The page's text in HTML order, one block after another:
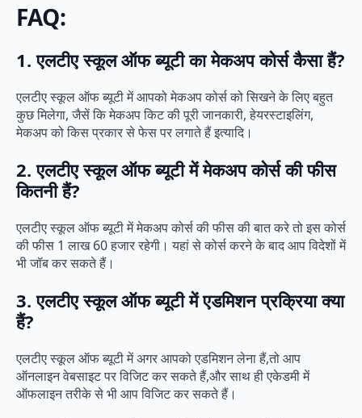
FAQ:
1. एलटीए स्कूल ऑफ ब्यूटी का मेकअप कोर्स कैसा हैं?
एलटीए स्कूल ऑफ ब्यूटी में आपको मेकअप कोर्स को सिखने के लिए बहुत
कुछ मिलेगा, जैसें कि मेकअप किट की पूरी जानकारी, हेयरस्टाइलिंग,
मेकअप को किस प्रकार से फेस पर लगाते हैं इत्यादि।
2. एलटीए स्कूल ऑफ ब्यूटी में मेकअप कोर्स की फीस
कितनी हैं?
एलटीए स्कूल ऑफ ब्यूटी में मेकअप कोर्स की फीस की बात करे तो इस कोर्स
की फीस 1 लाख 60 हजार रहेगी। यहां से कोर्स करने के बाद आप विदेशों में
भी जॉब कर सकते हैं।
3. एलटीए स्कूल ऑफ ब्यूटी में एडमिशन प्रक्रिया क्या
हैं?
एलटीए स्कूल ऑफ ब्यूटी में अगर आपको एडमिशन लेना हैं,तो आप
ऑनलाइन वेबसाइट पर विजिट कर सकते हैं,और साथ ही एकेडमी में
ऑफलाइन तरीके से भी आप विजिट कर सकते हैं।